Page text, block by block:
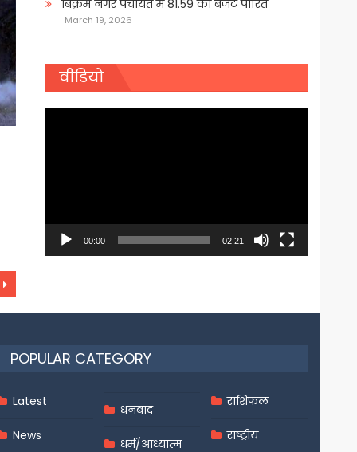
बिक्रम नगर पंचायत में 81.59 का बजट पारित
March 19, 2026
वीडियो
00:00 02:21
POPULAR CATEGORY
Latest
News
धनबाद
धर्म/आध्यात्म
राशिफल
राष्ट्रीय